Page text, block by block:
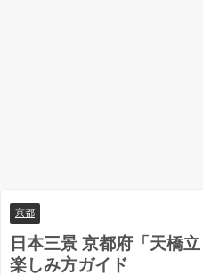
京都
日本三景 京都府「天橋
楽しみ方ガイド